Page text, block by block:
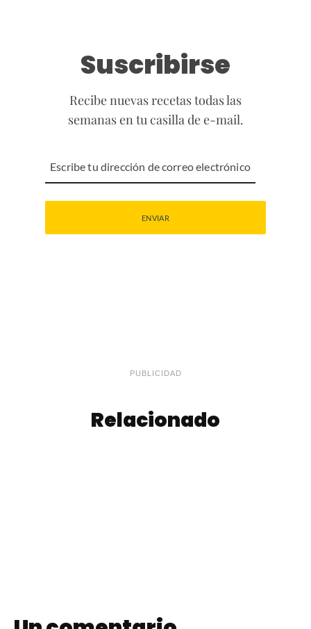
Suscribirse
Recibe nuevas recetas todas las
semanas en tu casilla de e-mail.
PUBLICIDAD
Relacionado